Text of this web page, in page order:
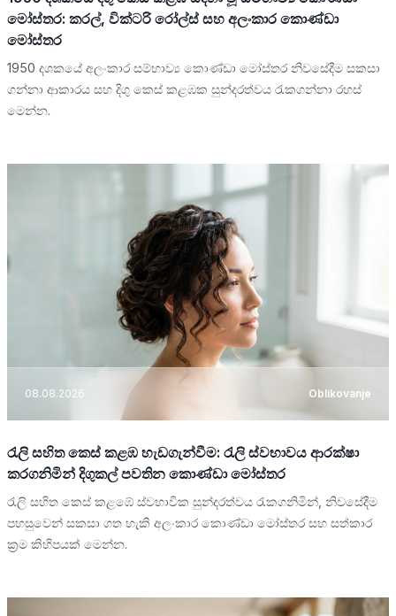
මෝස්තර: කරල්, වික්ටරි රෝල්ස් සහ අලංකාර කොණ්ඩා
මෝස්තර
1950 දශකයේ අලංකාර සම්භාව්‍ය කොණ්ඩා මෝස්තර නිවසේදීම සකසා
ගන්නා ආකාරය සහ දිගු කෙස් කළඹක සුන්දරත්වය රැකගන්නා රහස්
මෙන්න.
08.08.2026 Oblikovanje
රැලි සහිත කෙස් කළඹ හැඩගැන්වීම: රැලි ස්වභාවය ආරක්ෂා
කරගනිමින් දිගුකල් පවතින කොණ්ඩා මෝස්තර
රැලි සහිත කෙස් කළඹේ ස්වභාවික සුන්දරත්වය රැකගනිමින්, නිවසේදීම
පහසුවෙන් සකසා ගත හැකි අලංකාර කොණ්ඩා මෝස්තර සහ සත්කාර
ක්‍රම කිහිපයක් මෙන්න.